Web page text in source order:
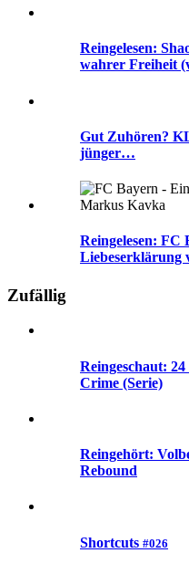
Reingelesen:
wahrer Freiheit
Gut Zuhören?
jünger…
Reingelesen: FC
Liebeserklärung
Zufällig
Reingeschaut:
Crime (Serie)
Reingehört:
Rebound
Shortcuts #026